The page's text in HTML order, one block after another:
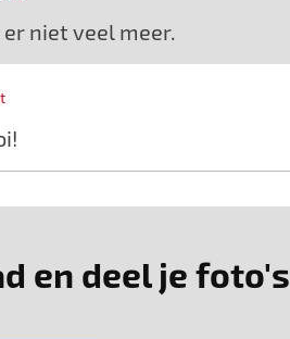
er niet veel meer.
en deel je foto's